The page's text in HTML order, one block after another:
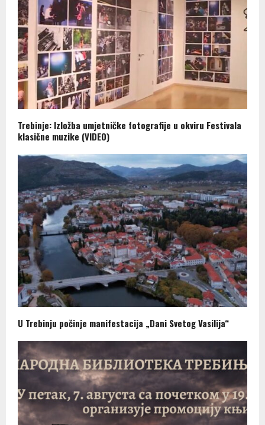
Trebinje: Izložba umjetničke fotografije u okviru Festivala
klasične muzike (VIDEO)
U Trebinju počinje manifestacija „Dani Svetog Vasilija“